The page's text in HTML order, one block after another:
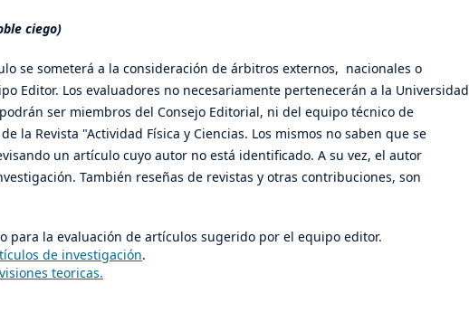
ciego)
se someterá a la consideración de árbitros externos, nacionales o
Editor. Los evaluadores no necesariamente pertenecerán a la Universidad
ser miembros del Consejo Editorial, ni del equipo técnico de
la Revista "Actividad Física y Ciencias. Los mismos no saben que se
un artículo cuyo autor no está identificado. A su vez, el autor
También reseñas de revistas y otras contribuciones, son
para la evaluación de artículos sugerido por el equipo editor.
de investigación.
teoricas.